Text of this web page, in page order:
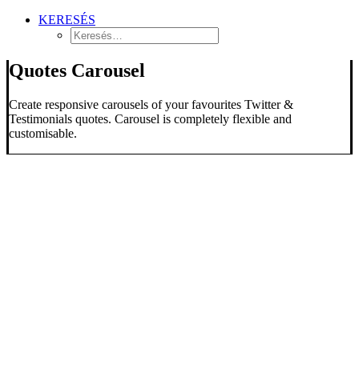
KERESÉS
Quotes Carousel
Create responsive carousels of your favourites Twitter &
Testimonials quotes. Carousel is completely flexible and
customisable.